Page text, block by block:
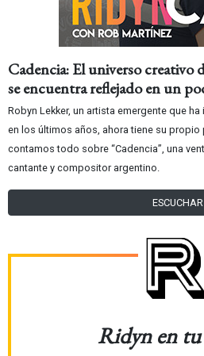
Cadencia: El universo creativo
se encuentra reflejado en un
Robyn Lekker, un artista emergente que
en los últimos años, ahora tiene su propio
contamos todo sobre “Cadencia”, una
cantante y compositor argentino.
ESCUCHAR
Ridyn en